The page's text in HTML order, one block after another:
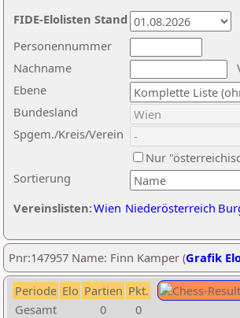
Nachname
Ebene
Sortierung
Personennummer
Bundesland
Spgem./Kreis/Verein
Nur
Vereinslisten:Wien Niederösterreich
FIDE-Elolisten Stand
Pnr:147957 Name: Finn Kamper (Grafik
Periode Elo Partien Pkt.
Gesamt
0 0